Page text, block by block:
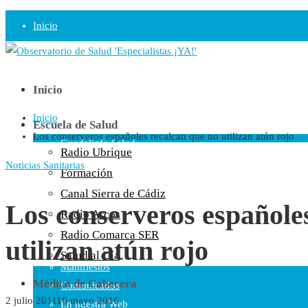
Inicio
Observatorio
Opinión
Radio
Guadalinfo Salud
Radio Guadalete
COPE Pontevedra
Salud en Radio Ubrique
Salud en Verano
Plataforma
Manifiestos
Comunicados
En nuestra Web
Inicio
Escuela de Salud
Radio Ubrique
Formación
Canal Sierra de Cádiz
Radio Arcos
Radio Comarca SER
Salud al Día
Médico de Cabecera
Inicio
Los conserveros españoles recalcan que no utilizan atún rojo
Noticias Sanitarias
Los conserveros
utilizan atún rojo
2 julio 201116 mayo 2016